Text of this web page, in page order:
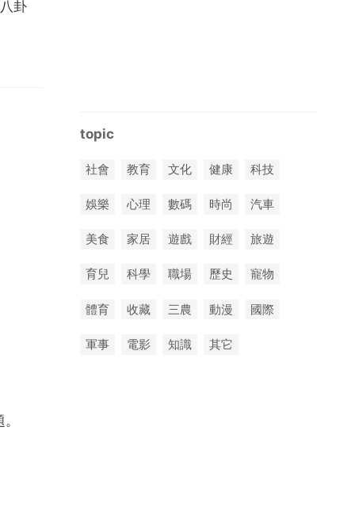
卦
topic
社會 教育 文化 健康 科技
娛樂 心理 數碼 時尚 汽車
美食 家居 遊戲 財經 旅遊
育兒 科學 職場 歷史 寵物
體育 收藏 三農 動漫 國際
軍事 電影 知識 其它